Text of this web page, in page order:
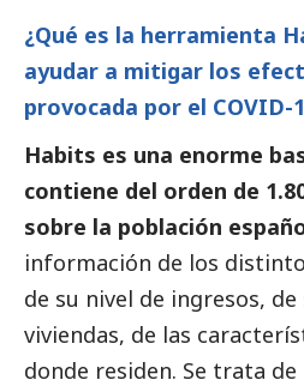
¿Qué es la herramienta
ayudar a mitigar los
provocada por el COVID-
Habits es una enorme
contiene del orden de
sobre la población
información de los
de su nivel de ingresos,
viviendas, de las
donde residen. Se trata